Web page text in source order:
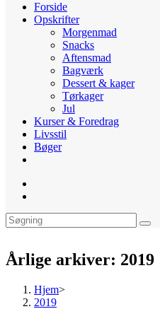
Forside
Opskrifter
Morgenmad
Snacks
Aftensmad
Bagværk
Dessert & kager
Tørkager
Jul
Kurser & Foredrag
Livsstil
Bøger
Årlige arkiver: 2019
Hjem>
2019